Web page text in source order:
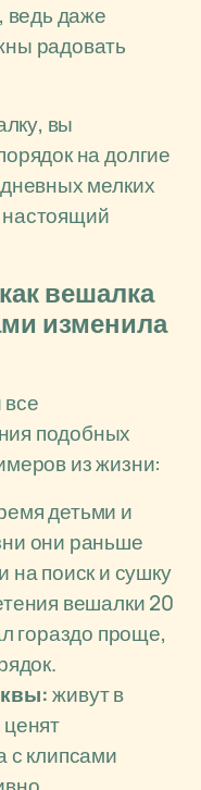
ведь даже
радовать
вы
на долгие
мелких
вешалка
изменила
подобных
из жизни:
детьми и
они раньше
на поиск и сушку
вешалки 20
гораздо проще,
живут в
с клипсами